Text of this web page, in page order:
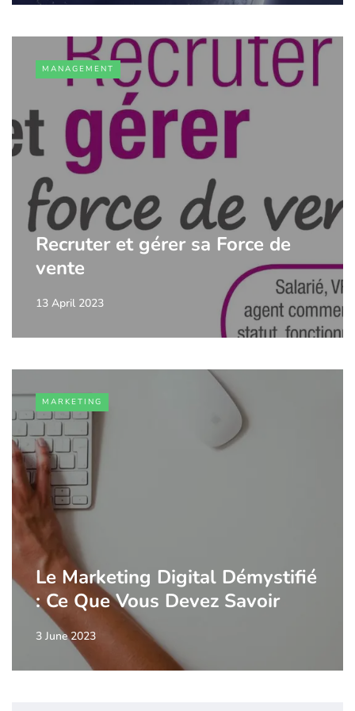
MANAGEMENT
Recruter et gérer sa Force de
vente
13 April 2023
MARKETING
Le Marketing Digital Démystifié
: Ce Que Vous Devez Savoir
3 June 2023